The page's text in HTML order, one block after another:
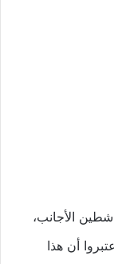
الأجانب،
أن هذا